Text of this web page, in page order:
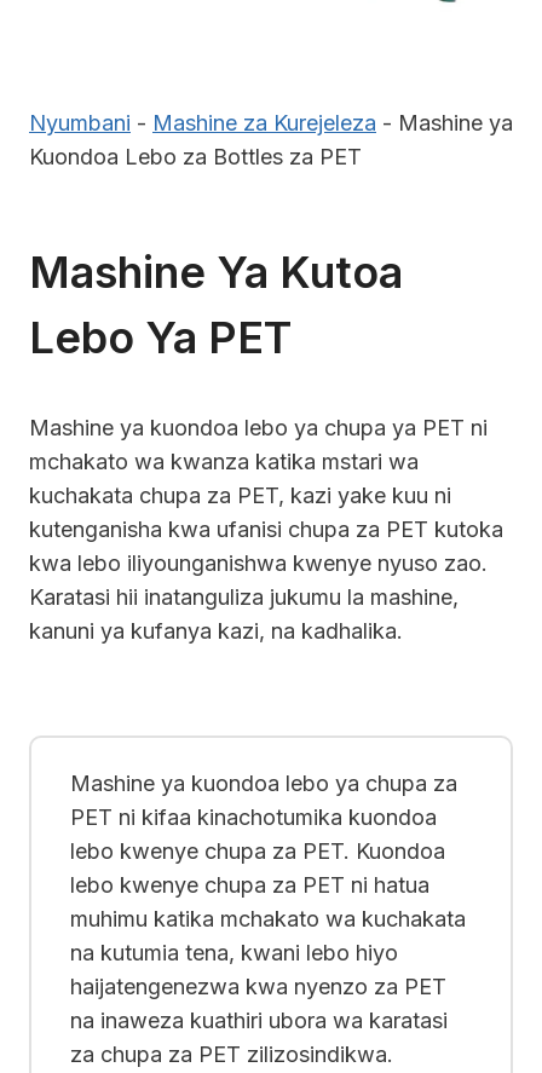
Nyumbani - Mashine za Kurejeleza - Mashine ya
Kuondoa Lebo za Bottles za PET
Mashine Ya Kutoa
Lebo Ya PET
Mashine ya kuondoa lebo ya chupa ya PET ni
mchakato wa kwanza katika mstari wa
kuchakata chupa za PET, kazi yake kuu ni
kutenganisha kwa ufanisi chupa za PET kutoka
kwa lebo iliyounganishwa kwenye nyuso zao.
Karatasi hii inatanguliza jukumu la mashine,
kanuni ya kufanya kazi, na kadhalika.
Mashine ya kuondoa lebo ya chupa za
PET ni kifaa kinachotumika kuondoa
lebo kwenye chupa za PET. Kuondoa
lebo kwenye chupa za PET ni hatua
muhimu katika mchakato wa kuchakata
na kutumia tena, kwani lebo hiyo
haijatengenezwa kwa nyenzo za PET
na inaweza kuathiri ubora wa karatasi
za chupa za PET zilizosindikwa.